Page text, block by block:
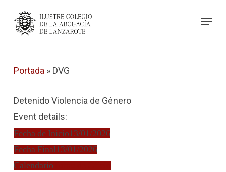
Menu
Portada » DVG
Detenido Violencia de Género
Event details:
Fecha de Inicio13/01/2026
Fecha Final 13/01/2026
Calendario